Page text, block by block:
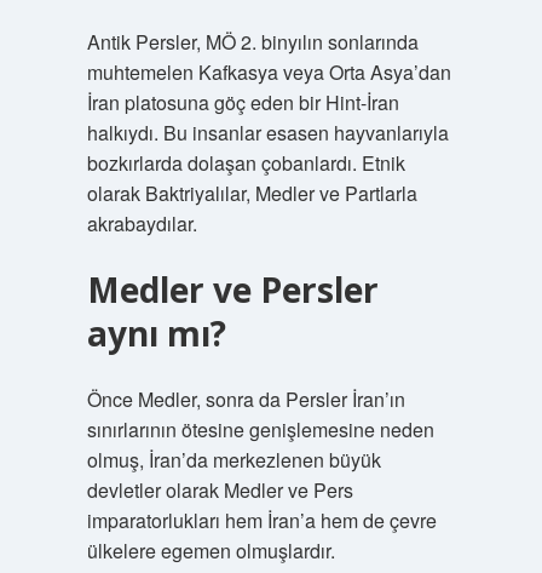
Antik Persler, MÖ 2. binyılın sonlarında
muhtemelen Kafkasya veya Orta Asya’dan
İran platosuna göç eden bir Hint-İran
halkıydı. Bu insanlar esasen hayvanlarıyla
bozkırlarda dolaşan çobanlardı. Etnik
olarak Baktriyalılar, Medler ve Partlarla
akrabaydılar.
Medler ve Persler
aynı mı?
Önce Medler, sonra da Persler İran’ın
sınırlarının ötesine genişlemesine neden
olmuş, İran’da merkezlenen büyük
devletler olarak Medler ve Pers
imparatorlukları hem İran’a hem de çevre
ülkelere egemen olmuşlardır.